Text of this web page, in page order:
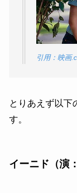
引用：映画
とりあえず以下
す。
イーニド（演